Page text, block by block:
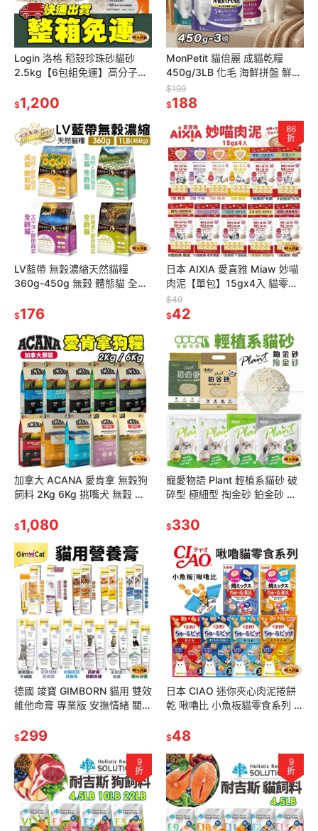
Login 洛格 稻殼珍珠砂貓砂
2.5kg【6包組免運】高分子吸
『林口旗艦店』
$1,200
MonPetit 貓倍麗 成貓乾糧
450g/3LB 化毛 海鮮拼盤 鮮魚
什錦 濃縮頂級食材 貓飼料『林
口旗艦店』
$199
$188
LV藍帶 無穀濃縮天然貓糧
360g-450g 無榖 體態貓 全齡
艦店』
$176
86
折
日本 AIXIA 愛喜雅 Miaw 妙喵
肉泥【單包】15gx4入 貓零食
貓肉泥『林口旗艦店』
$49
$42
加拿大 ACANA 愛肯拿 無穀狗
飼料 2Kg 6Kg 挑嘴犬 無穀 狗
店』
$1,080
寵愛物語 Plant 輕植系貓砂 破
碎型 極細型 掏金砂 鉑金砂 豆
口旗艦店』
$330
德國 竣寶 GIMBORN 貓用 雙效
維他命膏 專業版 安撫情緒 關節
艦店』
$299
日本 CIAO 迷你夾心肉泥捲餅
乾 啾嚕比 小魚板貓零食系列 夾
『林口旗艦店』
$48
9
折
9
折